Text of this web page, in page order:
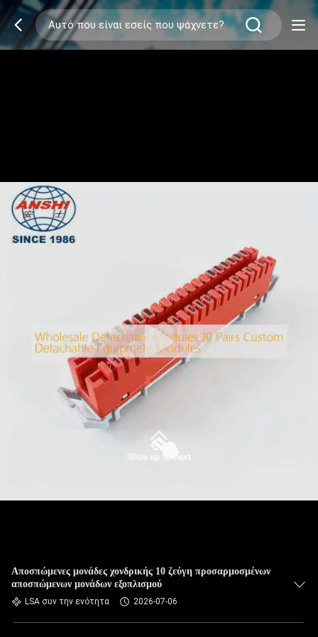
Αποσπώμενες μονάδες χονδρικής 10 ζεύγη προσαρμοσμένων
αποσπώμενων μονάδων εξοπλισμού
LSA συν την ενότητα 2026-07-06